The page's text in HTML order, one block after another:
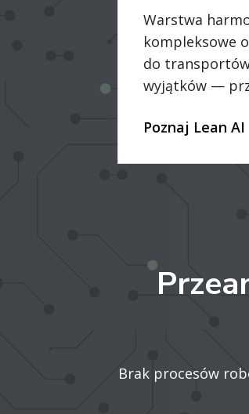
Warstwa
kompleksowe
do
wyjątków —
Poznaj Lean
Brak procesów